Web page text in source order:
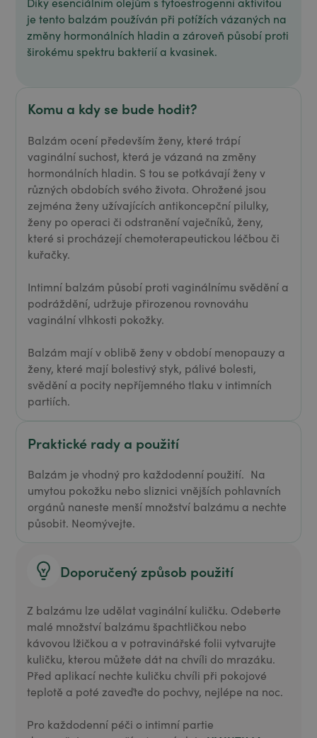
je tento balzám používán při potížích vázaných na
změny hormonálních hladin a zároveň působí proti
širokému spektru bakterií a kvasinek.
Komu a kdy se bude hodit?
Balzám ocení především ženy, které trápí
vaginální suchost, která je vázaná na změny
hormonálních hladin. S tou se potkávají ženy v
různých obdobích svého života. Ohrožené jsou
zejména ženy užívajících antikoncepční pilulky,
ženy po operaci či odstranění vaječníků, ženy,
které si procházejí chemoterapeutickou léčbou či
kuřačky.
Intimní balzám působí proti vaginálnímu svědění a
podráždění, udržuje přirozenou rovnováhu
vaginální vlhkosti pokožky.
Balzám mají v oblibě ženy v období menopauzy a
ženy, které mají bolestivý styk, pálivé bolesti,
svědění a pocity nepříjemného tlaku v intimních
partiích.
Praktické rady a použití
Balzám je vhodný pro každodenní použití. Na
umytou pokožku nebo sliznici vnějších pohlavních
orgánů naneste menší množství balzámu a nechte
působit. Neomývejte.
Doporučený způsob použití
Z balzámu lze udělat vaginální kuličku. Odeberte
malé množství balzámu špachtličkou nebo
kávovou lžičkou a v potravinářské folii vytvarujte
kuličku, kterou můžete dát na chvíli do mrazáku.
Před aplikací nechte kuličku chvíli při pokojové
teplotě a poté zaveďte do pochvy, nejlépe na noc.
Pro každodenní péči o intimní partie